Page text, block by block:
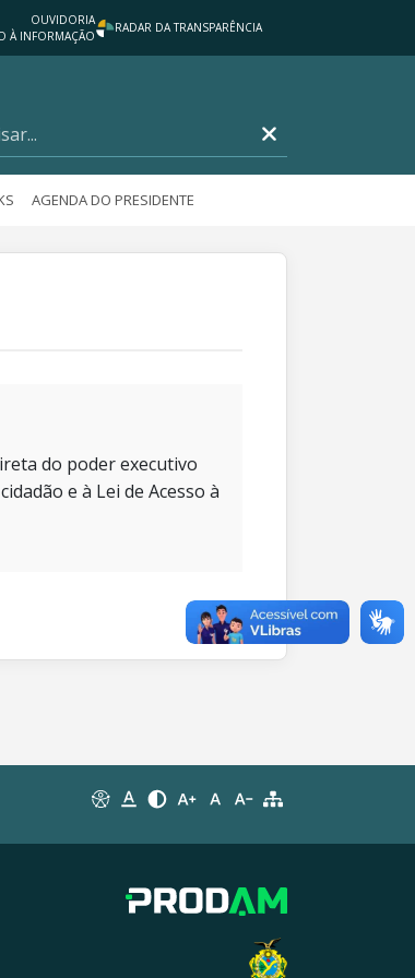
OUVIDORIA
À INFORMAÇÃO
RADAR DA TRANSPARÊNCIA
AGENDA DO PRESIDENTE
do poder executivo
e à Lei de Acesso à